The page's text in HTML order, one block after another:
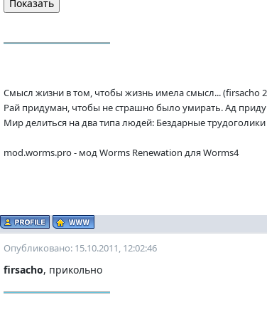
Смысл жизни в том, чтобы жизнь имела смысл... (firsacho
Рай придуман, чтобы не страшно было умирать. Ад
Мир делиться на два типа людей: Бездарные
mod.worms.pro - мод Worms Renewation для Worms4
Опубликовано: 15.10.2011, 12:02:46
firsacho, прикольно